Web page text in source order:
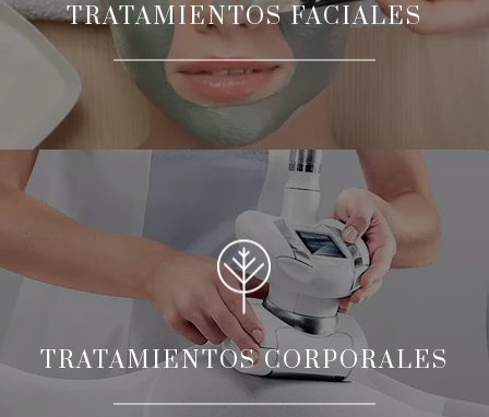
TRATAMIENTOS FACIALES
TRATAMIENTOS CORPORALES